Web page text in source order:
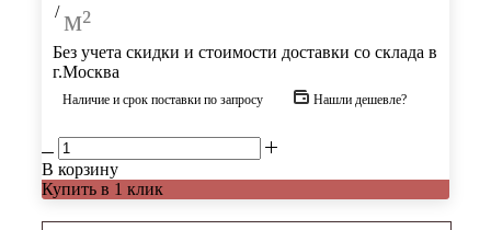
/ м²
Без учета скидки и стоимости доставки со склада в
г.Москва
Наличие и срок поставки по запросу Нашли дешевле?
В корзину
Купить в 1 клик